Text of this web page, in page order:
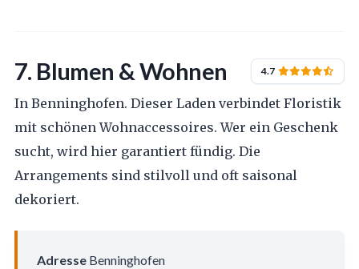
7. Blumen & Wohnen 4.7
In Benninghofen. Dieser Laden verbindet Floristik
mit schönen Wohnaccessoires. Wer ein Geschenk
sucht, wird hier garantiert fündig. Die
Arrangements sind stilvoll und oft saisonal
dekoriert.
AdresseBenninghofen